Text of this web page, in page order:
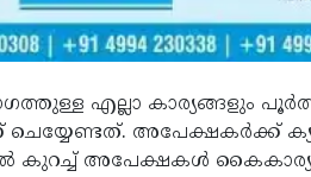
എല്ലാ കാര്യങ്ങളും
ചെയ്യേണ്ടത്. അപേക്ഷകര്‍ക്ക്
കുറച്ച് അപേക്ഷകള്‍ കൈകാര്യം